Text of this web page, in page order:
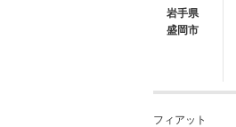
岩手県
盛岡市
フィアット